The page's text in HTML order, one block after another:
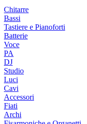
Chitarre
Bassi
Tastiere e Pianoforti
Batterie
Voce
PA
DJ
Studio
Luci
Cavi
Accessori
Fiati
Archi